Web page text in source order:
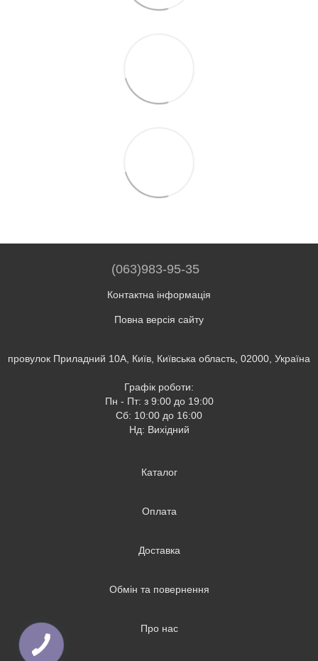
(063)983-95-35
Контактна інформація
Повна версія сайту
провулок Приладний 10А, Київ, Київська область, 02000, Україна
Графік роботи:
Пн - Пт: з 9:00 до 19:00
Сб: 10:00 до 16:00
Нд: Вихідний
Каталог
Оплата
Доставка
Обмін та повернення
Про нас